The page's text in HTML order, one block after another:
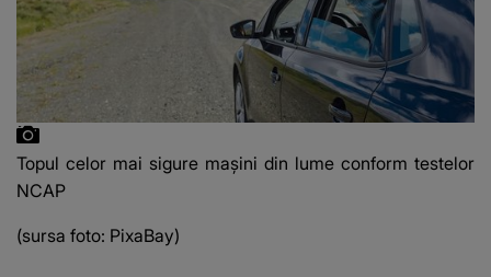
Topul celor mai sigure mașini din lume conform testelor
NCAP
(sursa foto: PixaBay)